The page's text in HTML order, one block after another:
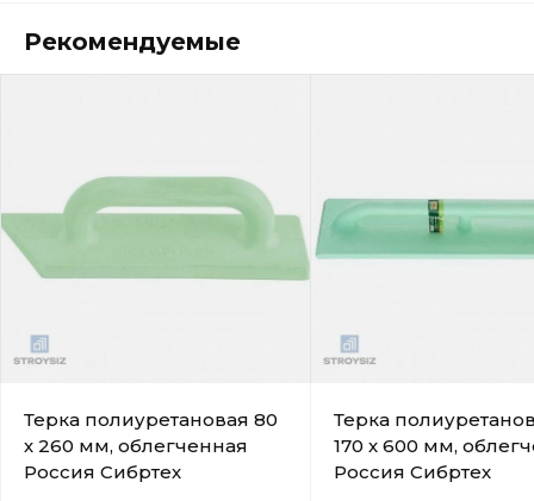
Рекомендуемые
Терка полиуретановая 80
х 260 мм, облегченная
Россия Сибртех
Терка
170 х 600 мм,
Россия Сибртех